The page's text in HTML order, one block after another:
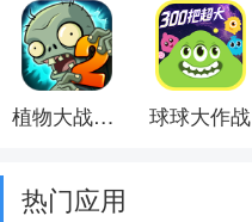
植物大战僵尸2 球球大作战
热门应用